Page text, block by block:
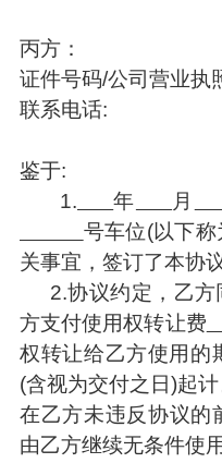
丙方：
证件号码/公司营业执
联系电话:
鉴于:
1.
年 月
号车位(以下称
关事宜，签订了本协议
2.协议约定，乙方
方支付使用权转让费
权转让给乙方使用的
(含视为交付之日)起
在乙方未违反协议的
由乙方继续无条件使